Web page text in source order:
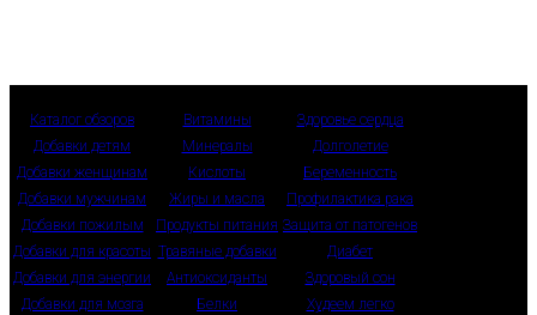
Каталог обзоров
Добавки детям
Добавки женщинам
Добавки мужчинам
Добавки пожилым
Добавки для красоты
Добавки для энергии
Добавки для мозга
Витамины
Минералы
Кислоты
Жиры и масла
Продукты питания
Травяные добавки
Антиоксиданты
Белки
Здоровье сердца
Долголетие
Беременность
Профилактика рака
Защита от патогенов
Диабет
Здоровый сон
Худеем легко